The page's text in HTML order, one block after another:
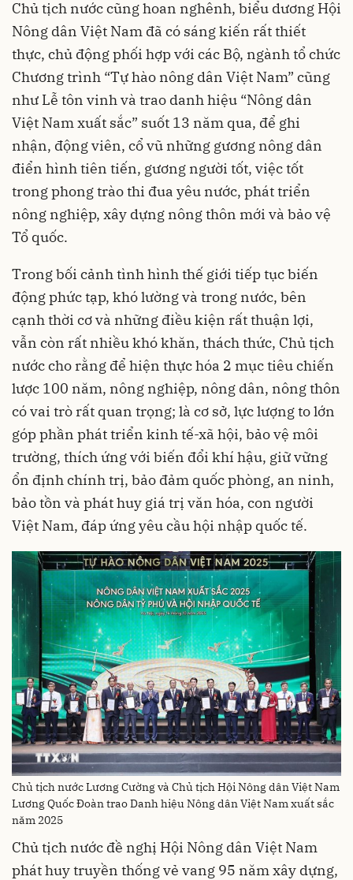
Chủ tịch nước cũng hoan nghênh, biểu dương Hội
Nông dân Việt Nam đã có sáng kiến rất thiết
thực, chủ động phối hợp với các Bộ, ngành tổ chức
Chương trình “Tự hào nông dân Việt Nam” cũng
như Lễ tôn vinh và trao danh hiệu “Nông dân
Việt Nam xuất sắc” suốt 13 năm qua, để ghi
nhận, động viên, cổ vũ những gương nông dân
điển hình tiên tiến, gương người tốt, việc tốt
trong phong trào thi đua yêu nước, phát triển
nông nghiệp, xây dựng nông thôn mới và bảo vệ
Tổ quốc.
Trong bối cảnh tình hình thế giới tiếp tục biến
động phức tạp, khó lường và trong nước, bên
cạnh thời cơ và những điều kiện rất thuận lợi,
vẫn còn rất nhiều khó khăn, thách thức, Chủ tịch
nước cho rằng để hiện thực hóa 2 mục tiêu chiến
lược 100 năm, nông nghiệp, nông dân, nông thôn
có vai trò rất quan trọng; là cơ sở, lực lượng to lớn
góp phần phát triển kinh tế-xã hội, bảo vệ môi
trường, thích ứng với biến đổi khí hậu, giữ vững
ổn định chính trị, bảo đảm quốc phòng, an ninh,
bảo tồn và phát huy giá trị văn hóa, con người
Việt Nam, đáp ứng yêu cầu hội nhập quốc tế.
Chủ tịch nước Lương Cường và Chủ tịch Hội Nông dân Việt Nam
Lương Quốc Đoàn trao Danh hiệu Nông dân Việt Nam xuất sắc
năm 2025
Chủ tịch nước đề nghị Hội Nông dân Việt Nam
phát huy truyền thống vẻ vang 95 năm xây dựng,